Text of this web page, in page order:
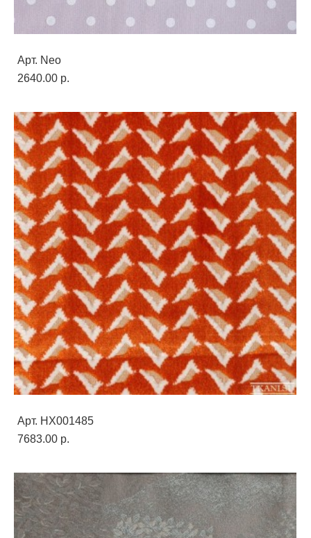
Арт. Neo
2640.00 p.
Арт. HX001485
7683.00 p.